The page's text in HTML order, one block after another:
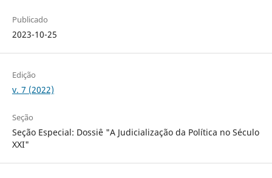
Publicado
2023-10-25
Edição
v. 7 (2022)
Seção
Seção Especial: Dossiê "A Judicialização da Política no Século
XXI"